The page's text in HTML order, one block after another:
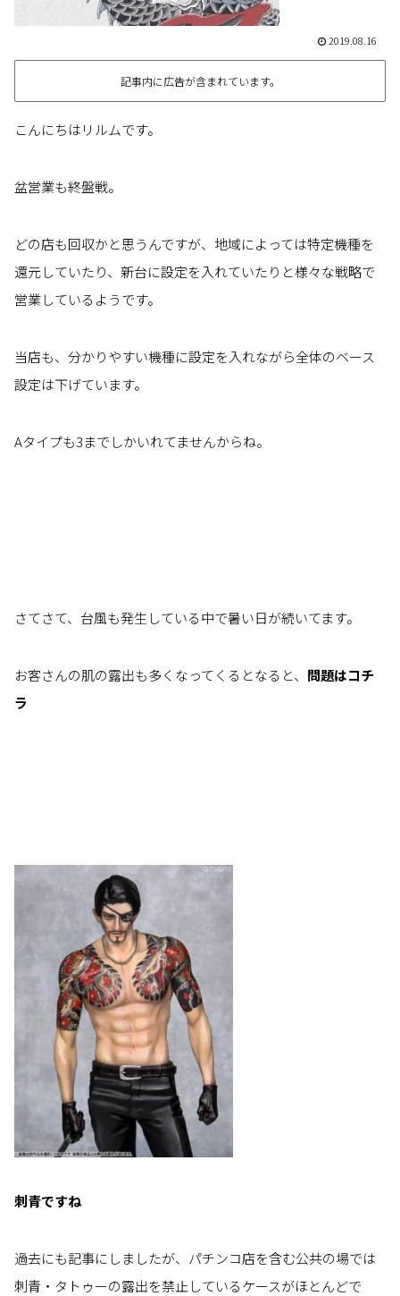
2019.08.16
記事内に広告が含まれています。
こんにちはリルムです。
盆営業も終盤戦。
どの店も回収かと思うんですが、地域によっては特定機種を
還元していたり、新台に設定を入れていたりと様々な戦略で
営業しているようです。
当店も、分かりやすい機種に設定を入れながら全体のベース
設定は下げています。
Aタイプも3までしかいれてませんからね。
さてさて、台風も発生している中で暑い日が続いてます。
お客さんの肌の露出も多くなってくるとなると、 問題はコチ
ラ
刺青ですね
過去にも記事にしましたが、パチンコ店を含む公共の場では
刺青・タトゥーの露出を禁止しているケースがほとんどで